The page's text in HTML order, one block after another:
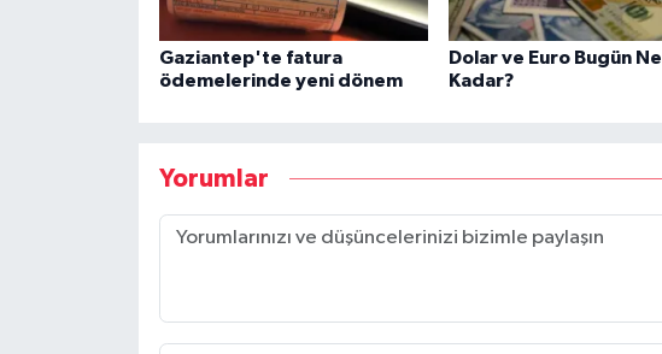
Gaziantep'te fatura
ödemelerinde yeni dönem
Dolar ve Euro Bugün Ne
Kadar?
Yorumlar